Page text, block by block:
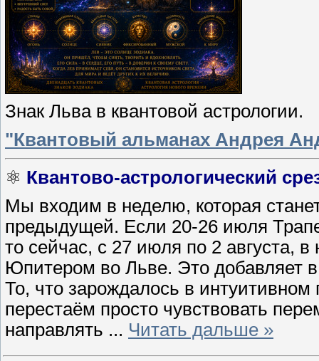
Знак Льва в квантовой астрологии.
"Квантовый альманах Андрея
⚛️ Квантово-астрологический
Мы входим в неделю, которая
предыдущей. Если 20-26 июля
то сейчас, с 27 июля по 2 августа,
Юпитером во Льве. Это добавляет
То, что зарождалось в
перестаём просто чувствовать
направлять ... Читать дальше »